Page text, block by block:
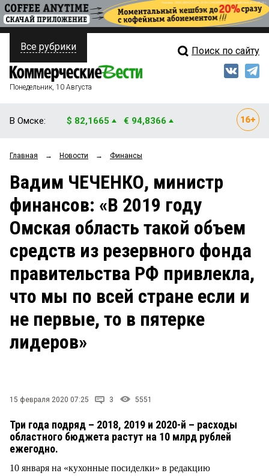
ПОЛИТИКА
ФИНАНСЫ
ОБЩЕСТВО
ЗАКОН
СТИЛЬ ЖИЗНИ
Свежий выпуск
Рейтинги
Блоги
Архив
Все рубрики Поиск по сайту
Понедельник, 10 Августа
В Омске: $ 82,1665 € 94,8366
Главная → Новости → Финансы
Вадим ЧЕЧЕНКО, министр
финансов: «В 2019 году
Омская область такой объем
средств из резервного фонда
правительства РФ привлекла,
что мы по всей стране если и
не первые, то в пятерке
лидеров»
15 февраля 2020 07:25 3 5551
Три года подряд – 2018, 2019 и 2020-й – расходы
областного бюджета растут на 10 млрд рублей
ежегодно.
10 января на «кухонные посиделки» в редакцию